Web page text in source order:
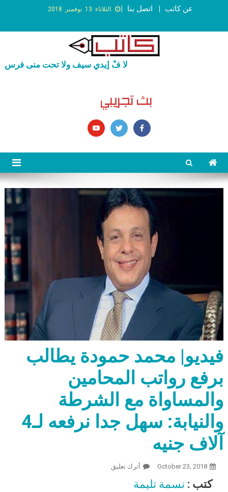
الثلاثاء 13 نوفمبر 2018 اتصل بنا عن كاتب
لا فْ إيدي سيف ولا تحت منى فرس
فيديو| محمد حمودة يطالب
برفع رواتب المحامين
والمساواة مع الشرطة
والنيابة: سهل جدا نرفعه لـ4
آلاف جنيه
October 23, 2018 أترك تعليق
كتب : نسمة تليمة